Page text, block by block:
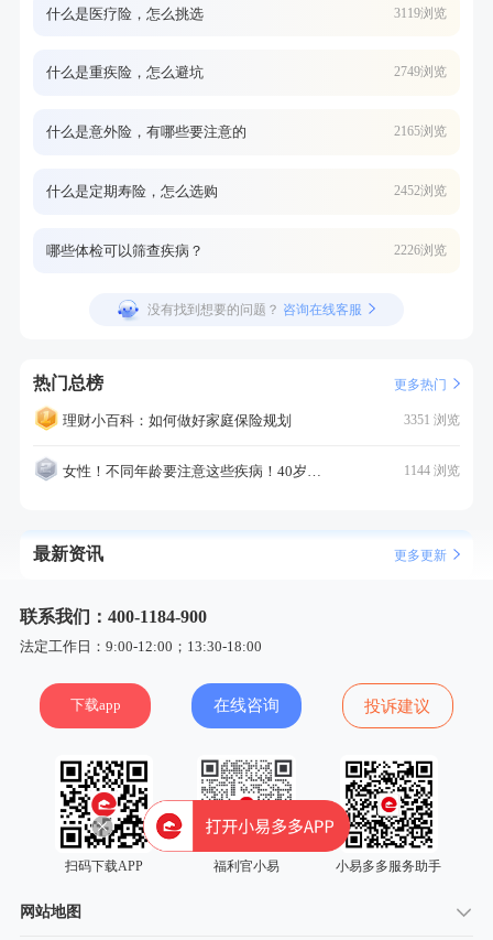
什么是医疗险，怎么挑选 3119浏览
什么是重疾险，怎么避坑 2749浏览
什么是意外险，有哪些要注意的 2165浏览
什么是定期寿险，怎么选购 2452浏览
哪些体检可以筛查疾病？ 2226浏览
没有找到想要的问题？ 咨询在线客服
热门总榜 更多热门
理财小百科：如何做好家庭保险规划 3351 浏览
女性！不同年龄要注意这些疾病！40岁的这个疾病最需要注意！ 1144 浏览
最新资讯 更多更新
联系我们：400-1184-900
法定工作日：9:00-12:00；13:30-18:00
下载app 在线咨询 投诉建议
扫码下载APP 福利官小易 小易多多服务助手
网站地图